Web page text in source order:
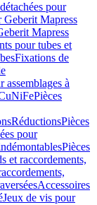
pour
Geberit Mapress
Mapress
pour tubes et
Fixations de
assemblages à
Pièces
RéductionsPièces
pour
Pièces
et raccordements,
Accessoires
Jeux de vis pour